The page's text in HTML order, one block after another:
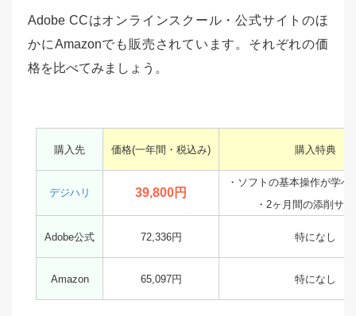
Adobe CCはオンラインスクール・公式サイトのほ
かにAmazonでも販売されています。それぞれの価
格を比べてみましょう。
購入先 価格(一年間・税込み) 購入特典
デジハリ 39,800円
・ソフトの基本操作が学べ
・2ヶ月間の添削サ
Adobe公式 72,336円 特になし
Amazon 65,097円 特になし